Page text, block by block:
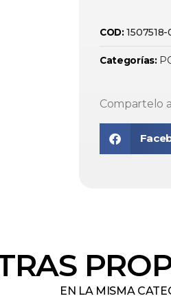
COD:1507518-
Categorías:
Compartelo
EN LA MISMA